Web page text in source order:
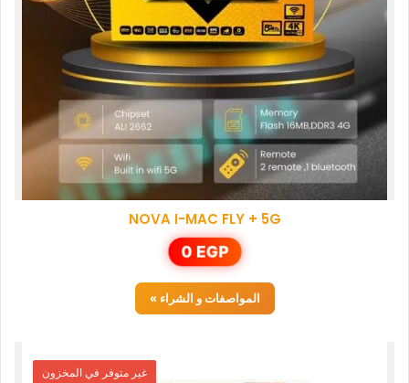
NOVA I-MAC FLY + 5G
0 EGP
المواصفات و الشراء »
غير متوفر في المخزون